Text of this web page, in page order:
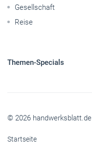
Gesellschaft
Reise
Themen-Specials
© 2026 handwerksblatt.de
Startseite